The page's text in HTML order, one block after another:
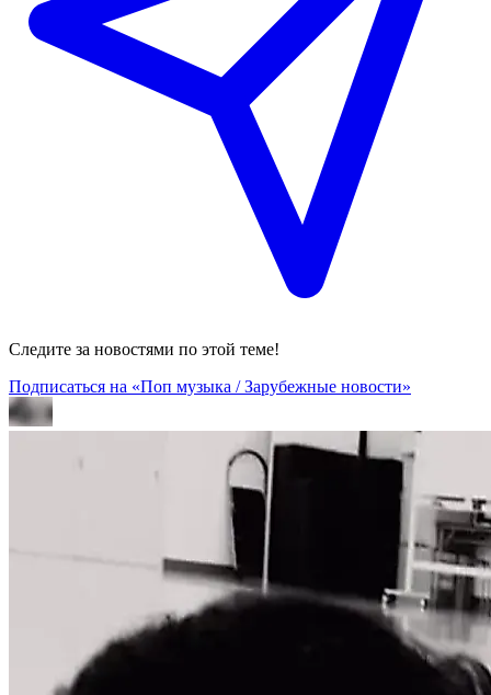
Следите за новостями по этой теме!
Подписаться на «Поп музыка / Зарубежные новости»